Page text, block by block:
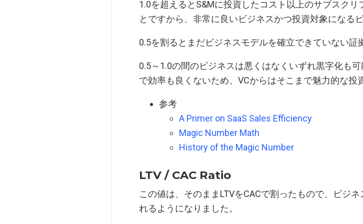
1.0を超えるとS&Mに投資したコスト以上のサブスク
とですから、非常に良いビジネスかつ投資対象になる
0.5を割るとまだビジネスモデルを確立できていない証
0.5～1.0の間のビジネスは悪くはなくいずれ黒字化も
で効率も良くないため、VCからはそこまで魅力的な投
参考
A Primer on SaaS Sales Efficiency
Magic Number Math
History of the Magic Number
LTV / CAC Ratio
この値は、そのままLTVをCACで割ったもので、ビジ
れるようになりました。